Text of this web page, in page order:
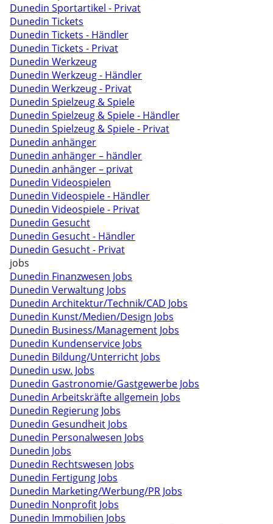
Dunedin Sportartikel - Privat
Dunedin Tickets
Dunedin Tickets - Händler
Dunedin Tickets - Privat
Dunedin Werkzeug
Dunedin Werkzeug - Händler
Dunedin Werkzeug - Privat
Dunedin Spielzeug & Spiele
Dunedin Spielzeug & Spiele - Händler
Dunedin Spielzeug & Spiele - Privat
Dunedin anhänger
Dunedin anhänger – händler
Dunedin anhänger – privat
Dunedin Videospielen
Dunedin Videospiele - Händler
Dunedin Videospiele - Privat
Dunedin Gesucht
Dunedin Gesucht - Händler
Dunedin Gesucht - Privat
jobs
Dunedin Finanzwesen Jobs
Dunedin Verwaltung Jobs
Dunedin Architektur/Technik/CAD Jobs
Dunedin Kunst/Medien/Design Jobs
Dunedin Business/Management Jobs
Dunedin Kundenservice Jobs
Dunedin Bildung/Unterricht Jobs
Dunedin usw. Jobs
Dunedin Gastronomie/Gastgewerbe Jobs
Dunedin Arbeitskräfte allgemein Jobs
Dunedin Regierung Jobs
Dunedin Gesundheit Jobs
Dunedin Personalwesen Jobs
Dunedin Jobs
Dunedin Rechtswesen Jobs
Dunedin Fertigung Jobs
Dunedin Marketing/Werbung/PR Jobs
Dunedin Nonprofit Jobs
Dunedin Immobilien Jobs